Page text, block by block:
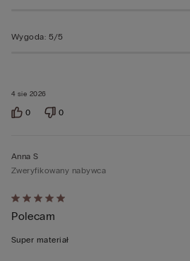
4 sie 2026
Wygoda: 5/5
0 0
Ocena
5
z
Anna S
Zweryfikowany nabywca
Polecam
Super materiał